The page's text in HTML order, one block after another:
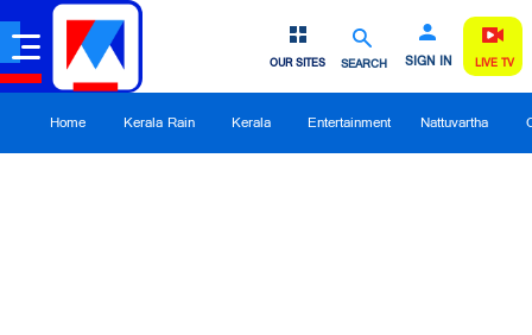
SEARCH SIGN IN
OUR SITES LIVE TV
Home Kerala Rain Kerala Entertainment Nattuvartha